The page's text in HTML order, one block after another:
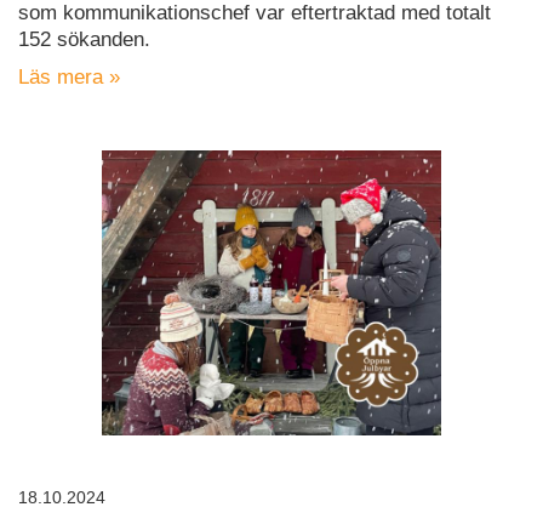
som kommunikationschef var eftertraktad med totalt
152 sökanden.
Läs mera »
18.10.2024